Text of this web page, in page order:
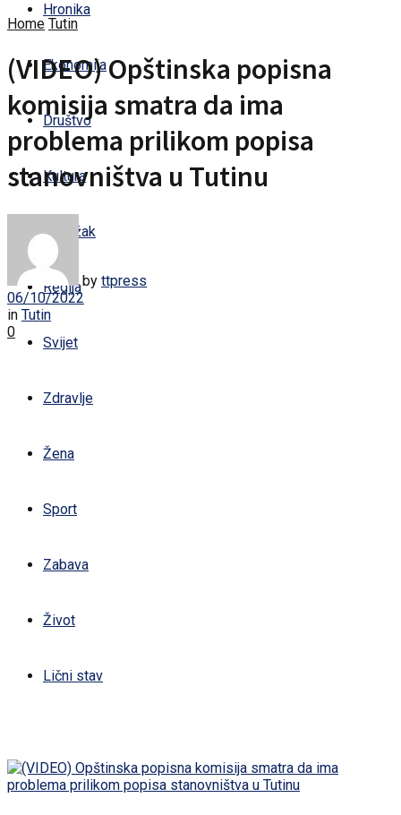
Hronika
Ekonomija
Društvo
Kultura
Sandžak
Regija
Svijet
Zdravlje
Žena
Sport
Zabava
Život
Lični stav
Home Tutin
(VIDEO) Opštinska popisna
komisija smatra da ima
problema prilikom popisa
stanovništva u Tutinu
by ttpress
06/10/2022
in Tutin
0